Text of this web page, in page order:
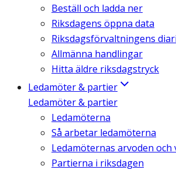
Beställ och ladda ner
Riksdagens öppna data
Riksdagsförvaltningens
Allmänna handlingar
Hitta äldre riksdagstryck
Ledamöter & partier
Ledamöter & partier
Ledamöterna
Så arbetar ledamöterna
Ledamöternas arvoden och
Partierna i riksdagen